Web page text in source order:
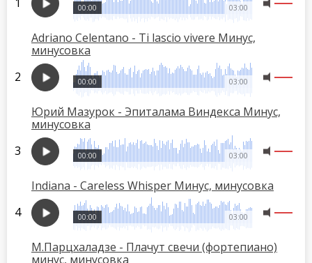
03:00
00:00
Adriano Celentano - Ti lascio vivere Минус,
минусовка
03:00
00:00
Юрий Мазурок - Эпиталама Виндекса Минус,
минусовка
03:00
00:00
Indiana - Careless Whisper Минус, минусовка
03:00
00:00
М.Парцхаладзе - Плачут свечи (фортепиано)
минус, минусовка